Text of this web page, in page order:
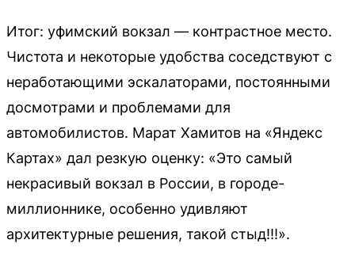
Итог: уфимский вокзал — контрастное место.
Чистота и некоторые удобства соседствуют с
неработающими эскалаторами, постоянными
досмотрами и проблемами для
автомобилистов. Марат Хамитов на «Яндекс
Картах» дал резкую оценку: «Это самый
некрасивый вокзал в России, в городе-
миллионнике, особенно удивляют
архитектурные решения, такой стыд!!!».